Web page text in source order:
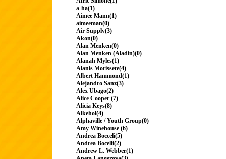
a-ha(1)
Aimee Mann(1)
aimeeman(0)
Air Supply(3)
Akon(0)
Alan Menken(0)
Alan Menken (Aladin)(0)
Alanah Myles(1)
Alanis Morissete(4)
Albert Hammond(1)
Alejandro Sanz(3)
Alex Ubago(2)
Alice Cooper (7)
Alicia Keys(8)
Alkehol(4)
Alphaville / Youth Group(0)
Amy Winehouse (6)
Andrea Bocceli(5)
Andrea Bocelli(2)
Andrew L. Webber(1)